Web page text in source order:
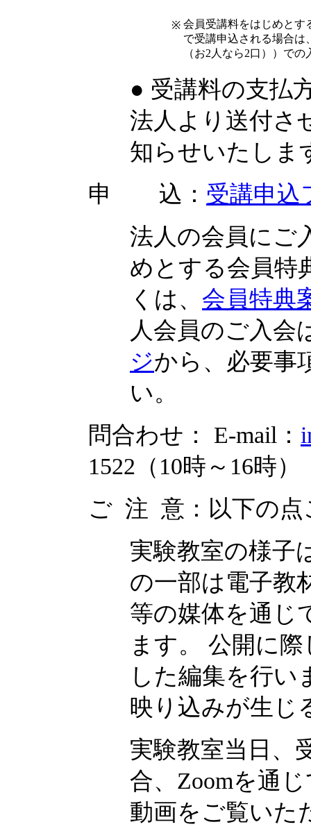
※ 会員受講料をはじめとす
で受講申込される場合は
（お2人なら2口））で
● 受講料の支払
法人より送付さ
知らせいたしま
申 込： 受講申込
法人の会員にご
めとする会員特
くは、 会員特典
人会員のご入会
ジから、必要事
い。
問合わせ： E-mail：
1522（10時～16時）
ご 注 意：以下の点
実験教室の様子
の一部は電子教
等の媒体を通じ
ます。 公開に
した編集を行い
映り込みが生じ
実験教室当日、
合、Zoomを通
動画をご覧いた